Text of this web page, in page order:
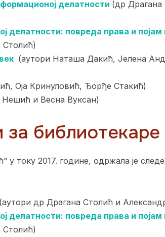
делатности (др Драгана
делатности: повреда права и појам
Столић)
(аутори Наташа Дакић, Јелена
Оја Кринуловић, Ђорђе Стакић)
Нешић и Весна Вуксан)
библиотекаре
у току 2017. године, одржала је
(аутори др Драгана Столић и
делатности: повреда права и појам
Столић)